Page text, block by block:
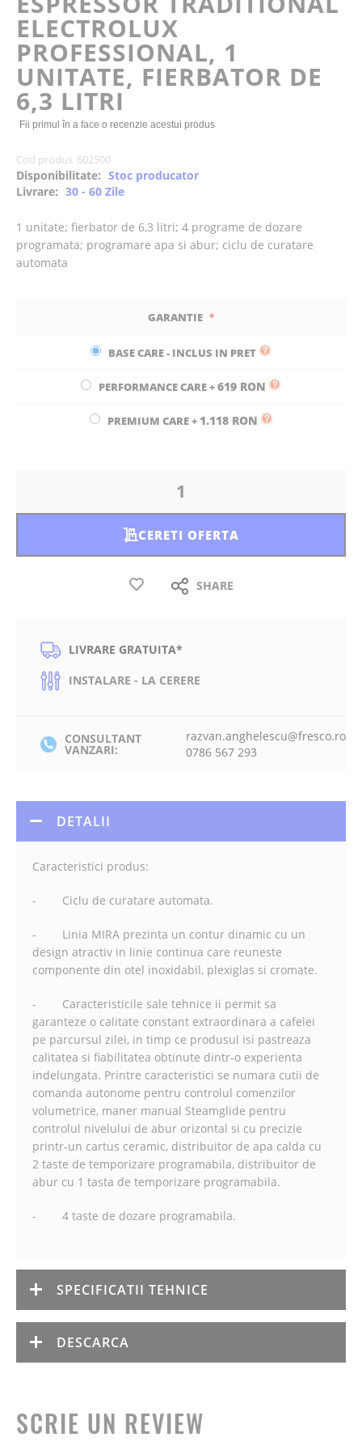
the
images
gallery
ELECTROLUX
PROFESSIONAL, 1
UNITATE, FIERBATOR DE
6,3 LITRI
Fii primul în a face o recenzie acestui produs
Cod produs 602500
Disponibilitate: Stoc producator
Livrare: 30 - 60 Zile
1 unitate; fierbator de 6,3 litri; 4 programe de dozare
programata; programare apa si abur; ciclu de curatare
automata
GARANTIE
BASE CARE - INCLUS IN PRET
PERFORMANCE CARE+619 RON
PREMIUM CARE+ 1.118 RON
CERETI OFERTA
SHARE
LIVRARE GRATUITA*
INSTALARE - LA CERERE
CONSULTANT
VANZARI:
razvan.anghelescu@fresco.ro
0786 567 293
DETALII
Caracteristici produs:
- Ciclu de curatare automata.
- Linia MIRA prezinta un contur dinamic cu un
design atractiv in linie continua care reuneste
componente din otel inoxidabil, plexiglas si cromate.
- Caracteristicile sale tehnice ii permit sa
garanteze o calitate constant extraordinara a cafelei
pe parcursul zilei, in timp ce produsul isi pastreaza
calitatea si fiabilitatea obtinute dintr-o experienta
indelungata. Printre caracteristici se numara cutii de
comanda autonome pentru controlul comenzilor
volumetrice, maner manual Steamglide pentru
controlul nivelului de abur orizontal si cu precizie
printr-un cartus ceramic, distribuitor de apa calda cu
2 taste de temporizare programabila, distribuitor de
abur cu 1 tasta de temporizare programabila.
- 4 taste de dozare programabila.
SPECIFICATII TEHNICE
DESCARCA
SCRIE UN REVIEW